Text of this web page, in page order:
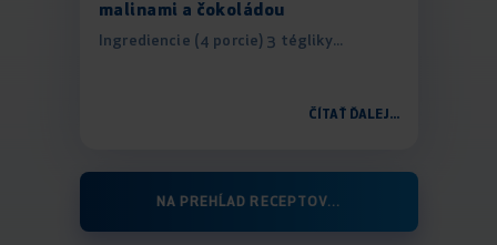
malinami a čokoládou
Ingrediencie (4 porcie) 3 tégliky...
ČÍTAŤ ĎALEJ...
NA PREHĹAD RECEPTOV...